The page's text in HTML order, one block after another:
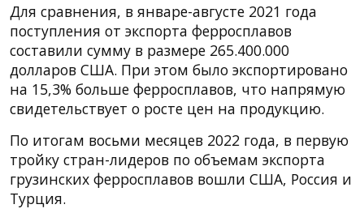
Для сравнения, в январе-августе 2021 года
поступления от экспорта ферросплавов
составили сумму в размере 265.400.000
долларов США. При этом было экспортировано
на 15,3% больше ферросплавов, что напрямую
свидетельствует о росте цен на продукцию.
По итогам восьми месяцев 2022 года, в первую
тройку стран-лидеров по объемам экспорта
грузинских ферросплавов вошли США, Россия и
Турция.